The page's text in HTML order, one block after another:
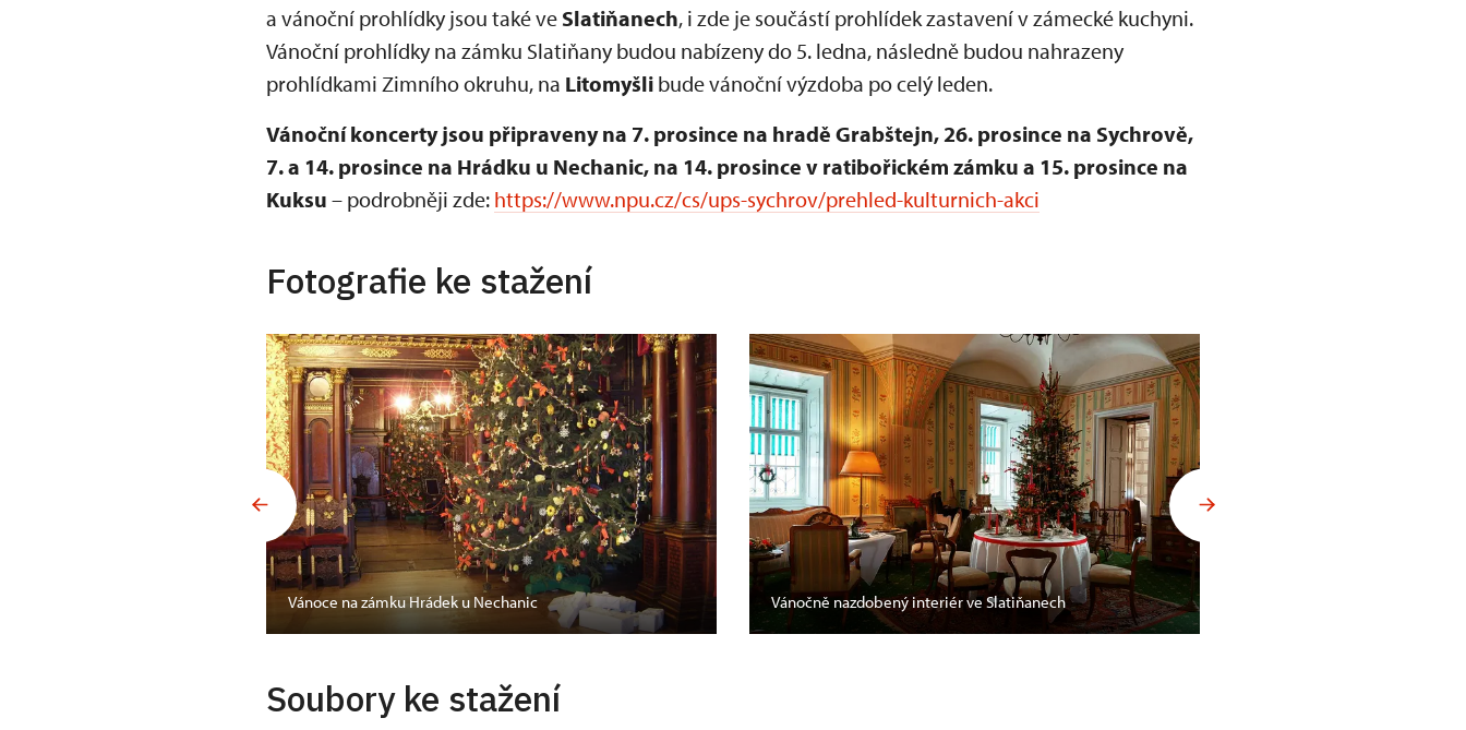
a vánoční prohlídky jsou také ve Slatiňanech, i zde je součástí prohlídek zastavení v zámecké kuchyni.
Vánoční prohlídky na zámku Slatiňany budou nabízeny do 5. ledna, následně budou nahrazeny
prohlídkami Zimního okruhu, na Litomyšli bude vánoční výzdoba po celý leden.
Vánoční koncerty jsou připraveny na 7. prosince na hradě Grabštejn, 26. prosince na Sychrově,
7. a 14. prosince na Hrádku u Nechanic, na 14. prosince v ratibořickém zámku a 15. prosince na
Kuksu – podrobněji zde: https://www.npu.cz/cs/ups-sychrov/prehled-kulturnich-akci
Fotografie ke stažení
Vánoce na zámku Hrádek u Nechanic Vánočně nazdobený interiér ve Slatiňanech
Soubory ke stažení